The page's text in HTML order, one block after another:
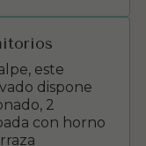
este
dispone
2
con horno